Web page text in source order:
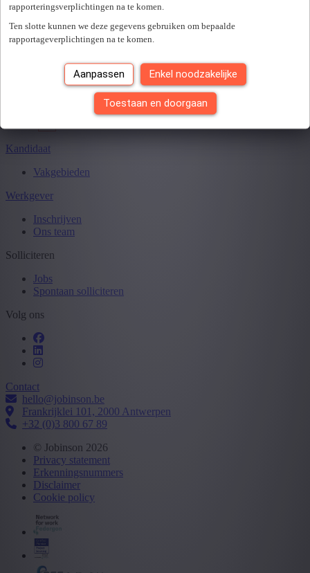
rapporteringsverplichtingen na te komen.
Ten slotte kunnen we deze gegevens gebruiken om bepaalde
rapportageverplichtingen na te komen.
Aanpassen Enkel noodzakelijke
Toestaan en doorgaan
Je hebt0van0jobs gezien.
Kandidaat
Vakgebieden
Werkgever
Inschrijven
Ons team
Solliciteren
Jobs
Spontaan solliciteren
Volg ons
Contact
hello@jobinson.be
Frankrijklei 101, 2000 Antwerpen
+32 (0)3 800 67 89
© Jobinson 2026
Privacy statement
Erkenningsnummers
Disclaimer
Cookie policy